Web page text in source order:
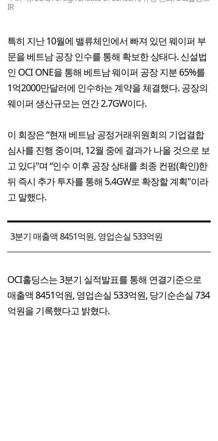
IR
특히 지난 10월에 밸류체인에서 빠져 있던 웨이퍼 부
문을 베트남 공장 인수를 통해 확보한 상태다. 신설법
인 OCI ONE을 통해 베트남 웨이퍼 공장 지분 65%를
1억2000만달러에 인수하는 계약을 체결했다. 공장의
웨이퍼 생산규모는 연간 2.7GW이다.
이 회장은 “현재 베트남 공정거래위원회의 기업결합
심사를 진행 중이며, 12월 중에 결과가 나올 것으로 보
고 있다"며 “인수 이후 공장 상태를 최종 컨펌(확인)한
뒤 즉시 추가 투자를 통해 5.4GW로 확장할 계획"이라
고 말했다.
3분기 매출액 8451억원, 영업손실 533억원
OCI홀딩스는 3분기 실적발표를 통해 연결기준으로
매출액 8451억원, 영업손실 533억원, 당기순손실 734
억원을 기록했다고 밝혔다.